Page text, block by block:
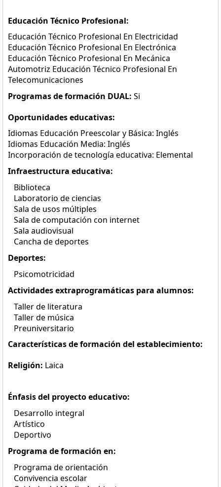
Educación Técnico Profesional:
Educación Técnico Profesional En Electricidad
Educación Técnico Profesional En Electrónica
Educación Técnico Profesional En Mecánica
Automotriz Educación Técnico Profesional En
Telecomunicaciones
Programas de formación DUAL: Si
Oportunidades educativas:
Idiomas Educación Preescolar y Básica: Inglés
Idiomas Educación Media: Inglés
Incorporación de tecnología educativa: Elemental
Infraestructura educativa:
Biblioteca
Laboratorio de ciencias
Sala de usos múltiples
Sala de computación con internet
Sala audiovisual
Cancha de deportes
Deportes:
Psicomotricidad
Actividades extraprogramáticas para alumnos:
Taller de literatura
Taller de música
Preuniversitario
Características de formación del establecimiento:
Religión: Laica
Énfasis del proyecto educativo:
Desarrollo integral
Artístico
Deportivo
Programa de formación en:
Programa de orientación
Convivencia escolar